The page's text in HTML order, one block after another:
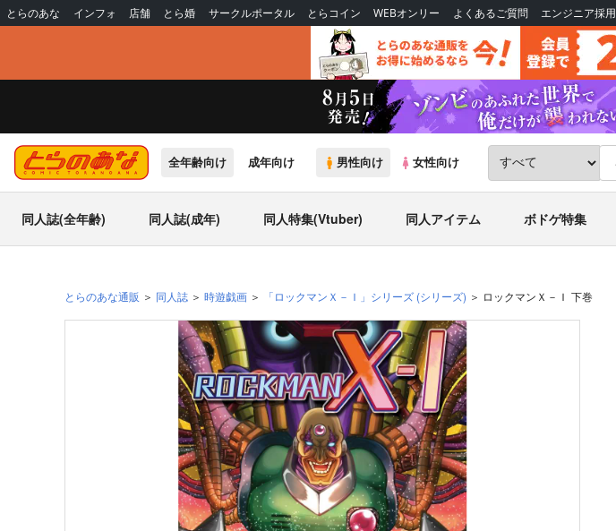
とらのあな インフォ 店舗 とら婚 サークルポータル とらコイン WEBオンリー よくあるご質問 エンジニア採用
全年齢向け 成年向け 男性向け 女性向け
同人誌(全年齢) 同人誌(成年) 同人特集(Vtuber) 同人アイテム ボドゲ特集
とらのあな通販 同人誌 時遊戯画 「ロックマンＸ－Ｉ」シリーズ (シリーズ) ロックマンＸ－Ｉ 下巻